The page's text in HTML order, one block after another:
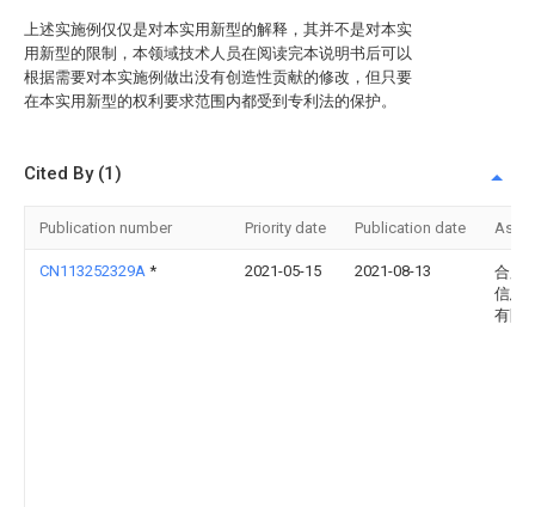
上述实施例仅仅是对本实用新型的解释，其并不是对本实
用新型的限制，本领域技术人员在阅读完本说明书后可以
根据需要对本实施例做出没有创造性贡献的修改，但只要
在本实用新型的权利要求范围内都受到专利法的保护。
Cited By (1)
Publication number Priority date Publication date
CN113252329A * 2021-05-15 2021-08-13
合肥
信息
有限